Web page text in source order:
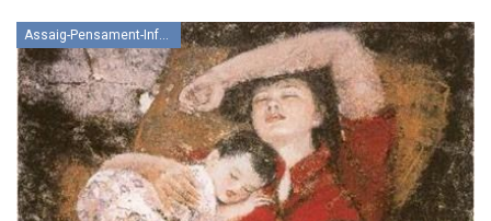
Assaig-Pensament-Informació